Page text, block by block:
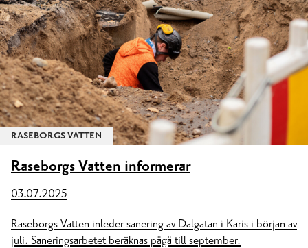
RASEBORGS VATTEN
Raseborgs Vatten informerar
03.07.2025
Raseborgs Vatten inleder sanering av Dalgatan i Karis i början av
juli. Saneringsarbetet beräknas pågå till september.